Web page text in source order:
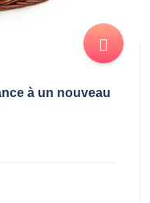
à un nouveau